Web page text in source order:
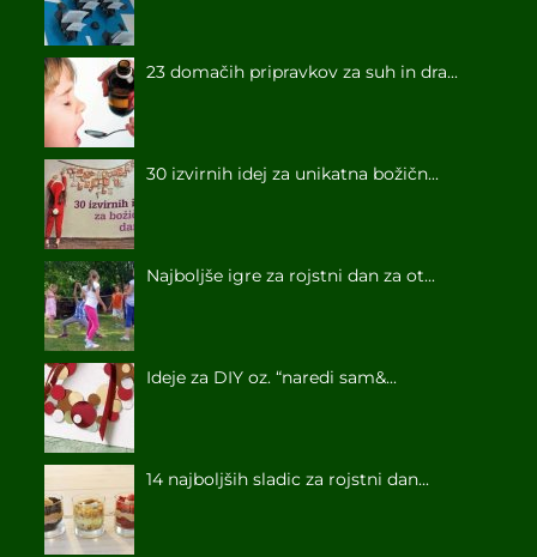
23 domačih pripravkov za suh in dra...
30 izvirnih idej za unikatna božičn...
Najboljše igre za rojstni dan za ot...
Ideje za DIY oz. “naredi sam&...
14 najboljših sladic za rojstni dan...